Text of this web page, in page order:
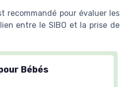
recommandé pour évaluer les
entre le SIBO et la prise de
Bébés